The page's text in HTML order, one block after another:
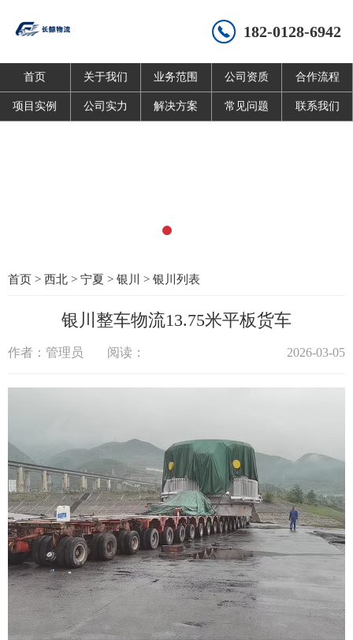
182-0128-6942
首页 关于我们 业务范围 公司资质 合作流程
项目实例 公司实力 解决方案 常见问题 联系我们
首页 > 西北 > 宁夏 > 银川 > 银川列表
银川整车物流13.75米平板货车
作者：管理员 阅读： 2026-03-05